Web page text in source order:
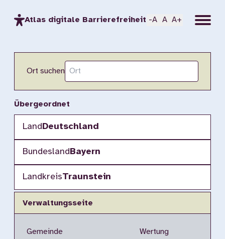
Atlas digitale Barrierefreiheit -A A A+ Menu
Ort suchen
Übergeordnet
LandDeutschland
BundeslandBayern
LandkreisTraunstein
Verwaltungsseite
Gemeinde Wertung